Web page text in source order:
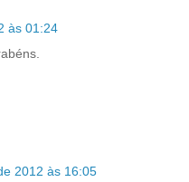
às 01:24
2012 às 16:05